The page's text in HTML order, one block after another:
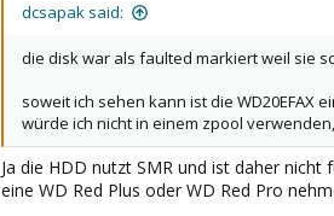
dcsapak said:
die disk war als faulted markiert weil sie
soweit ich sehen kann ist die WD20EFAX
würde ich nicht in einem zpool
Ja die HDD nutzt SMR und ist daher
eine WD Red Plus oder WD Red Pro